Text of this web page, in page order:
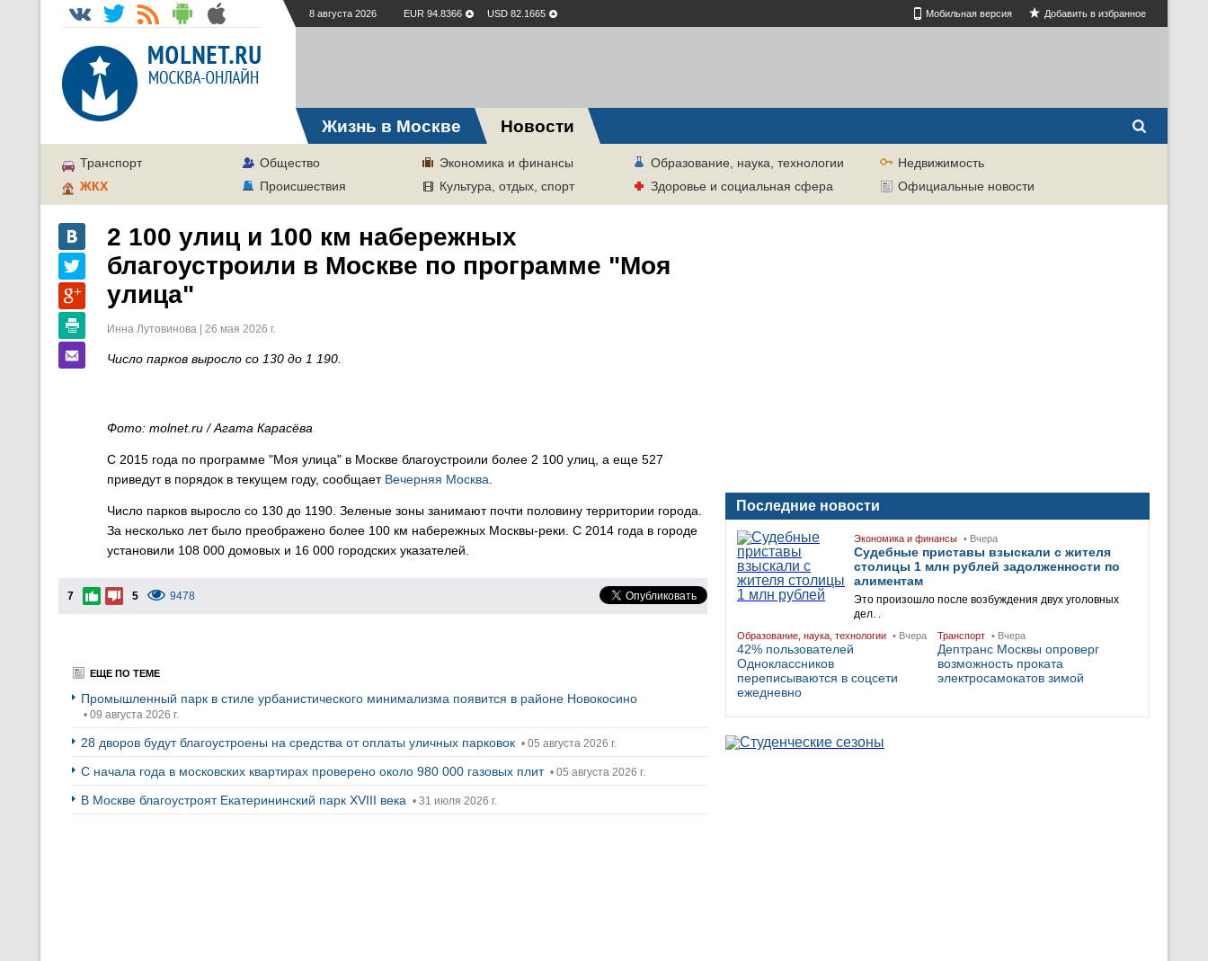
8 августа 2026 EUR 94.8366 USD 82.1665 Мобильная версия Добавить в избранное
Жизнь в Москве Новости
Транспорт Общество Экономика и финансы Образование, наука, технологии
Недвижимость
ЖКХ
Происшествия Культура, отдых, спорт Здоровье и социальная сфера Официальные новости
2 100 улиц и 100 км набережных
благоустроили в Москве по программе "Моя
улица"
Инна Лутовинова | 26 мая 2026 г.
Число парков выросло со 130 до 1 190.
Фото: molnet.ru / Агата Карасёва
С 2015 года по программе "Моя улица" в Москве благоустроили более 2 100 улиц, а еще 527
приведут в порядок в текущем году, сообщает Вечерняя Москва
Число парков выросло со 130 до 1190. Зеленые зоны занимают почти половину территории города.
За несколько лет было преображено более 100 км набережных Москвы-реки. С 2014 года в городе
установили 108 000 домовых и 16 000 городских указателей.
7 5 9478
ЕЩЕ ПО ТЕМЕ
Промышленный парк в стиле урбанистического минимализма появится в районе Новокосино
• 09 августа 2026 г.
28 дворов будут благоустроены на средства от оплаты уличных парковок • 05 августа 2026 г.
С начала года в московских квартирах проверено около 980 000 газовых плит • 05 августа 2026 г.
В Москве благоустроят Екатерининский парк XVIII века • 31 июля 2026 г.
Последние новости
Экономика и финансы • Вчера
Судебные приставы взыскали с жителя
столицы 1 млн рублей задолженности по
алиментам
Это произошло после возбуждения двух уголовных
дел. .
Образование, наука, технологии • Вчера
42% пользователей
Одноклассников
переписываются в соцсети
ежедневно
Транспорт • Вчера
Дептранс Москвы опроверг
возможность проката
электросамокатов зимой